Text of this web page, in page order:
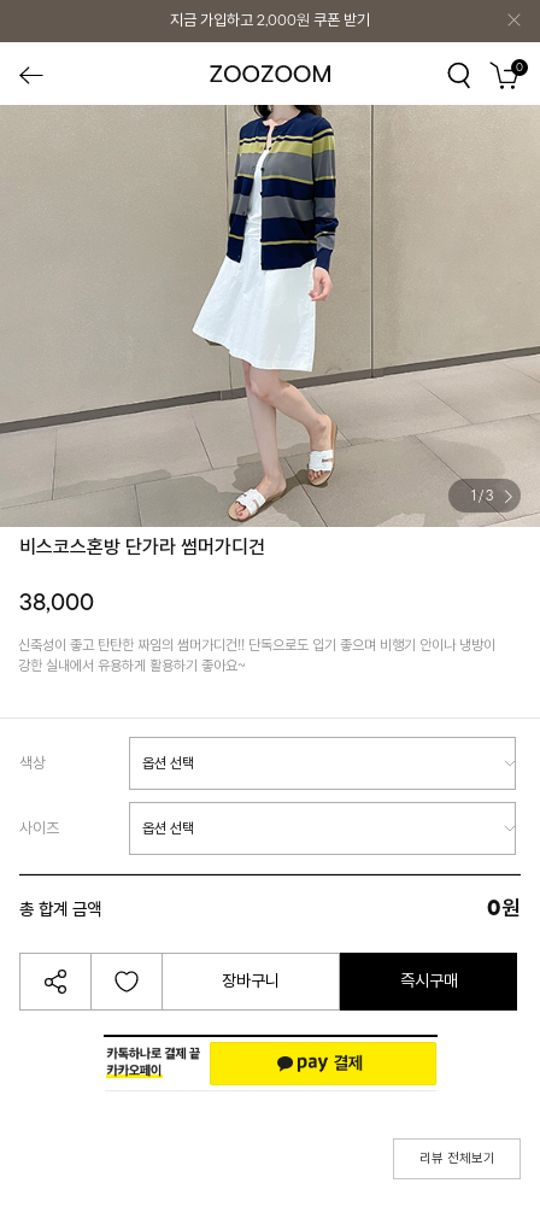
지금 가입하고 2,000원 쿠폰 받기
0
/ 3
비스코스혼방 단가라 썸머가디건
38,000
신축성이 좋고 탄탄한 짜임의 썸머가디건!! 단독으로도 입기 좋으며 비행기 안이나 냉방이
강한 실내에서 유용하게 활용하기 좋아요~
색상
사이즈
총 합계 금액 0원
장바구니 즉시구매
리뷰 전체보기